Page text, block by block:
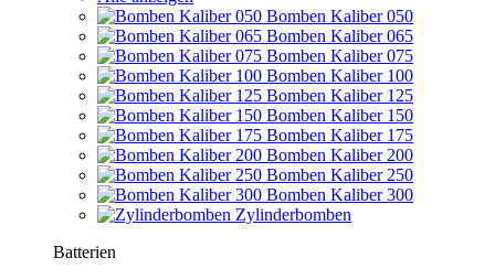
Bomben Kaliber 050
Bomben Kaliber 065
Bomben Kaliber 075
Bomben Kaliber 100
Bomben Kaliber 125
Bomben Kaliber 150
Bomben Kaliber 175
Bomben Kaliber 200
Bomben Kaliber 250
Bomben Kaliber 300
Zylinderbomben
Batterien